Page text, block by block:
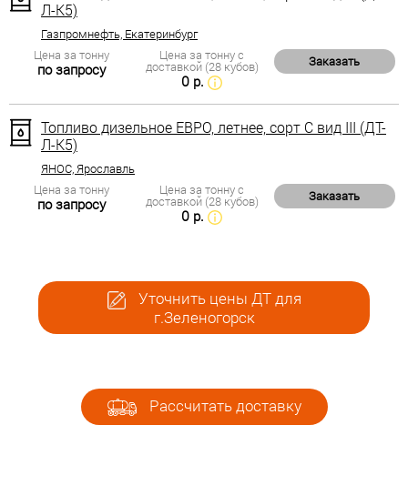
Л-К5)
Газпромнефть, Екатеринбург
Цена за тонну
по запросу
Цена за тонну с
доставкой (28 кубов)
0 р.
Заказать
Топливо дизельное ЕВРО, летнее, сорт С вид III (ДТ-
Л-К5)
ЯНОС, Ярославль
Цена за тонну
по запросу
Цена за тонну с
доставкой (28 кубов)
0 р.
Заказать
Уточнить цены ДТ для
г.Зеленогорск
Рассчитать доставку